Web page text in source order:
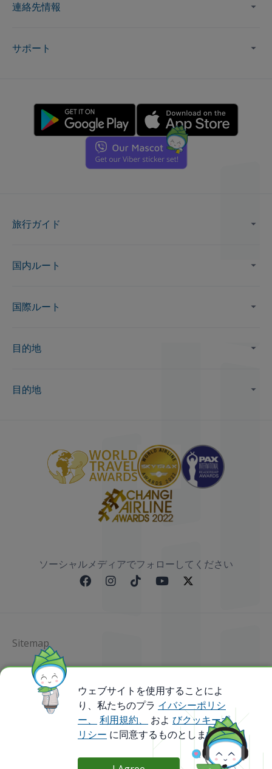
連絡先情報
サポート
旅行ガイド
国内ルート
国際ルート
目的地
目的地
ソーシャルメディアでフォローしてください
Sitemap
@ 2023 Bamboo Airways Copyright. All Rights
Reserved.
Business Registration Code: 010786737
ウェブサイトを使用することによ
り、私たちのプラ イバシーポリシ
ー、
利用規約、 およ びクッキーポ
リシー に同意するものとします。